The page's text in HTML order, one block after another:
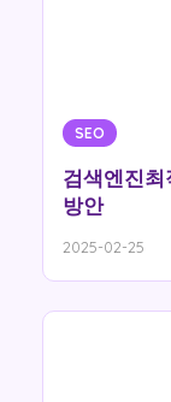
SEO
검색엔진
방안
2025-02-25